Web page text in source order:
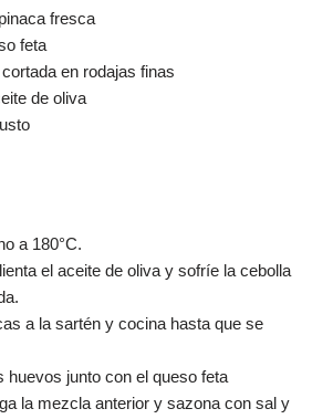
fresca
feta
en rodajas finas
de oliva
a 180°C.
el aceite de oliva y sofríe la cebolla
a la sartén y cocina hasta que se
huevos junto con el queso feta
la mezcla anterior y sazona con sal y